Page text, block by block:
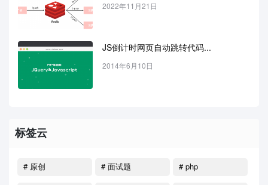
2022年11月21日
JS倒计时网页自动跳转代码...
2014年6月10日
标签云
# 原创 # 面试题 # php